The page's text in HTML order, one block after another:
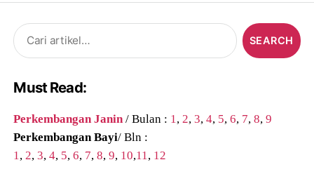
Search
for:
Must Read:
Perkembangan Janin / Bulan : 1 , 2,3,4, 5,6, 7,8,9
Perkembangan Bayi/ Bln :
1 , 2,3,4, 5,6, 7,8,9, 10,11 , 12